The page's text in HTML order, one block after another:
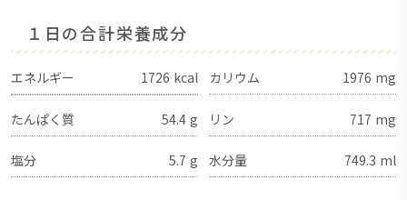
１日の合計栄養成分
エネルギー 1726 kcal カリウム 1976 mg
たんぱく質 54.4 g リン 717 mg
塩分 5.7 g 水分量 749.3 ml